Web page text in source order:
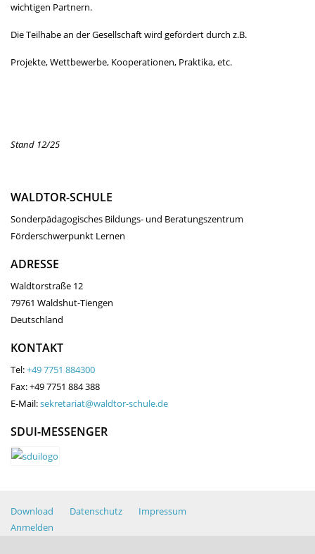
wichtigen Partnern.
Die Teilhabe an der Gesellschaft wird gefördert durch z.B.
Projekte, Wettbewerbe, Kooperationen, Praktika, etc.
Stand 12/25
WALDTOR-SCHULE
Sonderpädagogisches Bildungs- und Beratungszentrum
Förderschwerpunkt Lernen
ADRESSE
Waldtorstraße 12
79761 Waldshut-Tiengen
Deutschland
KONTAKT
Tel:+49 7751 884300
Fax: +49 7751 884 388
E-Mail:sekretariat@waldtor-schule.de
SDUI-MESSENGER
Download Datenschutz
Impressum
Anmelden